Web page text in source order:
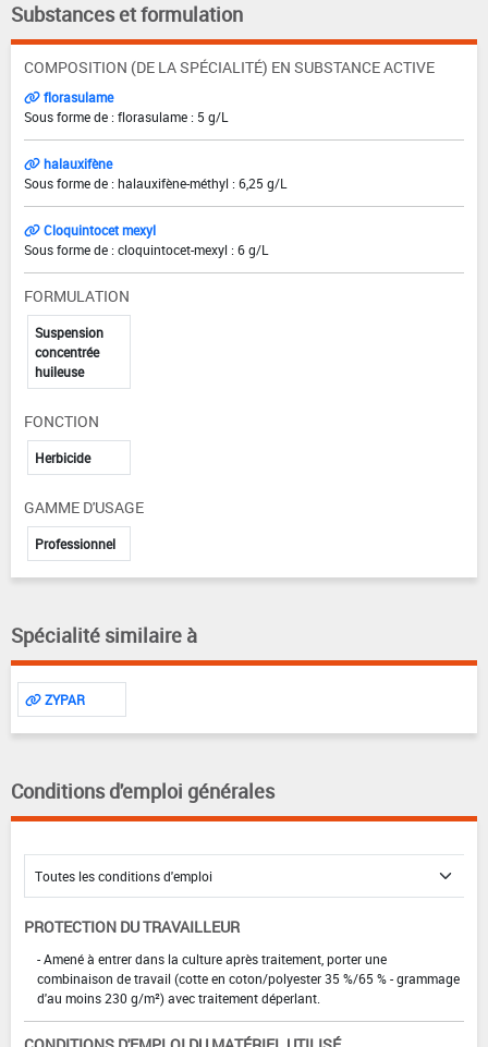
Substances et formulation
COMPOSITION (DE LA SPÉCIALITÉ) EN SUBSTANCE ACTIVE
florasulame
Sous forme de : florasulame : 5 g/L
halauxifène
Sous forme de : halauxifène-méthyl : 6,25 g/L
Cloquintocet mexyl
Sous forme de : cloquintocet-mexyl : 6 g/L
FORMULATION
Suspension
concentrée
huileuse
FONCTION
Herbicide
GAMME D'USAGE
Professionnel
Spécialité similaire à
ZYPAR
Conditions d'emploi générales
PROTECTION DU TRAVAILLEUR
- Amené à entrer dans la culture après traitement, porter une
combinaison de travail (cotte en coton/polyester 35 %/65 % - grammage
d'au moins 230 g/m²) avec traitement déperlant.